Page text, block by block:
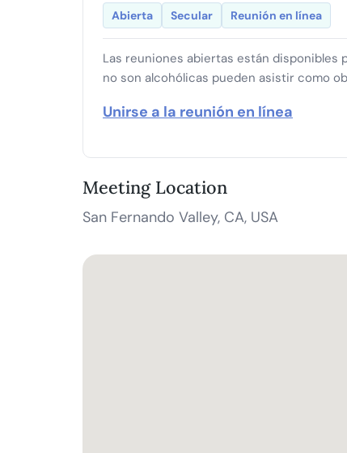
Abierta Secular Reunión en línea
Las reuniones abiertas están disponibles
no son alcohólicas pueden asistir como
Unirse a la reunión en línea
Meeting Location
San Fernando Valley, CA, USA